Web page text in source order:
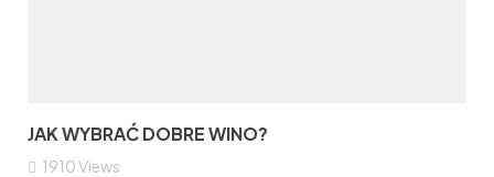
JAK WYBRAĆ DOBRE WINO?
1910Views